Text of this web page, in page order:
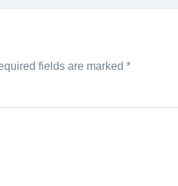
fields are marked *